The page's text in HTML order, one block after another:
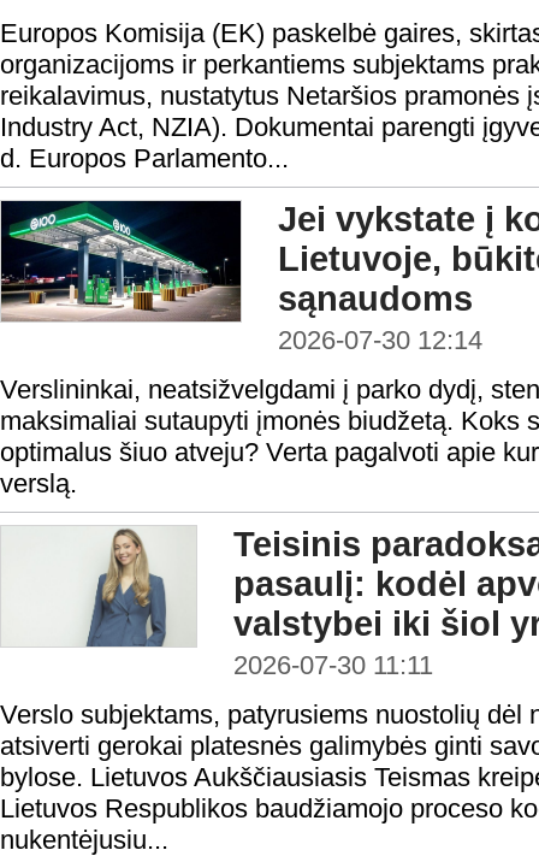
Europos Komisija (EK) paskelbė gaires,
organizacijoms ir perkantiems subjektams
reikalavimus, nustatytus Netaršios pramonės
Industry Act, NZIA). Dokumentai parengti
d. Europos Parlamento...
Jei vykstate į
Lietuvoje,
sąnaudoms
2026-07-30 12:14
Verslininkai, neatsižvelgdami į parko dydį,
maksimaliai sutaupyti įmonės biudžetą. Koks
optimalus šiuo atveju? Verta pagalvoti apie
verslą.
Teisinis
pasaulį: kodėl
valstybei iki šiol
2026-07-30 11:11
Verslo subjektams, patyrusiems nuostolių dėl
atsiverti gerokai platesnės galimybės ginti
bylose. Lietuvos Aukščiausiasis Teismas
Lietuvos Respublikos baudžiamojo proceso
nukentėjusiu...